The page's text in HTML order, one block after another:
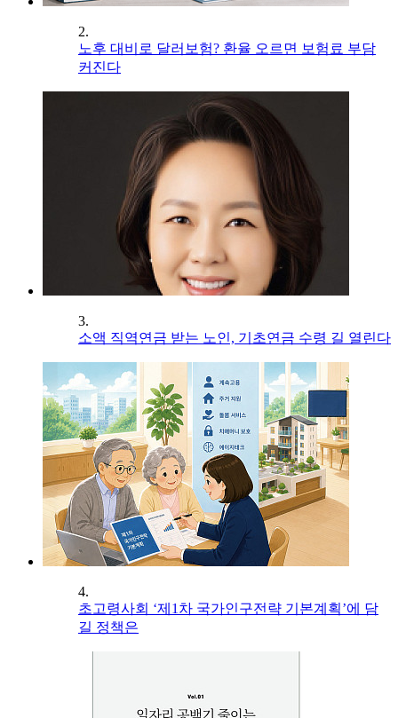
2.
노후 대비로 달러보험? 환율 오르면 보험료 부담
커진다
3.
소액 직역연금 받는 노인, 기초연금 수령 길 열린다
4.
초고령사회 ‘제1차 국가인구전략 기본계획’에 담
길 정책은